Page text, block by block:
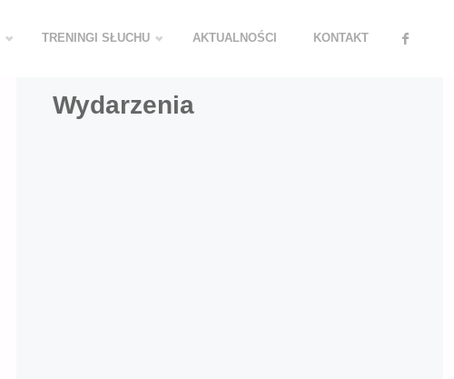
TRENINGI SŁUCHU AKTUALNOŚCI KONTAKT
Wydarzenia